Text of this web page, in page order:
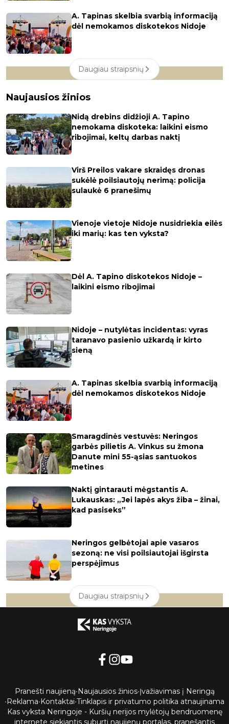
A. Tapinas skelbia svarbią informaciją
dėl nemokamos diskotekos Nidoje
Daugiau straipsnių
Naujausios žinios
Nidą drebins didžioji A. Tapino
nemokama diskoteka: laikini eismo
ribojimai, keltų darbas naktį
Virš Preilos vakare skraidęs dronas
sukėlė poilsiautojų nerimą: policija
sulaukė 6 pranešimų
Vienoje vietoje Nidoje nusidriekia eilės
iki marių: kas ten vyksta?
Dėl A. Tapino diskotekos Nidoje –
laikini eismo ribojimai
Nidoje – nutylėtas incidentas: vyras
taranavo pasienio užkardą ir kirto
sieną
A. Tapinas skelbia svarbią informaciją
dėl nemokamos diskotekos Nidoje
Smaragdinės vestuvės: Neringos
garbės pilietis A. Vinkus su žmona
Danute mini 55-ąsias santuokos
metines
Naktį gintarauti mėgstantis A.
Lukauskas: „Jei lapės akys žiba – žinai,
kad pasiseks”
Neringos gelbėtojai apie vasaros
sezoną: ne visi poilsiautojai išgirsta
perspėjimus
Daugiau straipsnių
Pranešti naujieną•Naujausios žinios•Įvažiavimas į Neringą
•Reklama•Kontaktai•Tinklapis ir privatumo politika atnaujinama
Kas vyksta Neringoje - Kuršių nerijos mylėtojų bendruomenę
internete siekiantis suburti naujienų portalas, pranešantis